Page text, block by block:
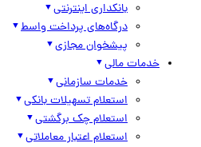
بانکداری اینترنتی
درگاه‌های پرداخت واسط
پیشخوان مجازی
خدمات مالی
خدمات سازمانی
استعلام تسهیلات بانکی
استعلام چک برگشتی
استعلام اعتبار معاملاتی